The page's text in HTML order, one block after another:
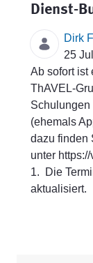
Dienst-
Dirk
25 Jul
Ab sofort ist
ThAVEL-
(ehemals
dazu finden
unter
1. Die
aktualisiert.